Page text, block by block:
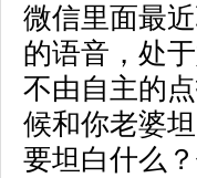
微信里面最
的语音，处
不由自主的
候和你老婆
要坦白什么